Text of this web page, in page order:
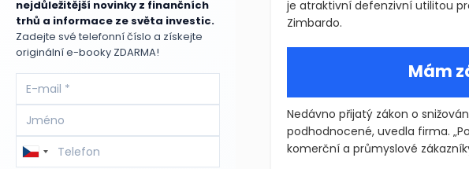
je atraktivní defenzivní utilitou
Zimbardo.
Mám
Nedávno přijatý zákon o
podhodnocené, uvedla firma.
komerční a průmyslové
nejdůležitější novinky z finančních
trhů a informace ze světa investic.
Zadejte své telefonní číslo a získejte
originální e-booky ZDARMA!